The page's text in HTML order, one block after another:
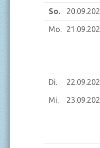
So. 20.09.
Mo. 21.09.
Di. 22.09.
Mi. 23.09.